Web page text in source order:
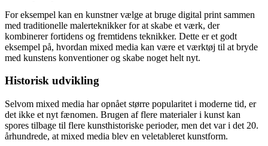
For eksempel kan en kunstner vælge at bruge digital print sammen
med traditionelle malerteknikker for at skabe et værk, der
kombinerer fortidens og fremtidens teknikker. Dette er et godt
eksempel på, hvordan mixed media kan være et værktøj til at bryde
med kunstens konventioner og skabe noget helt nyt.
Historisk udvikling
Selvom mixed media har opnået større popularitet i moderne tid, er
det ikke et nyt fænomen. Brugen af flere materialer i kunst kan
spores tilbage til flere kunsthistoriske perioder, men det var i det 20.
århundrede, at mixed media blev en veletableret kunstform.